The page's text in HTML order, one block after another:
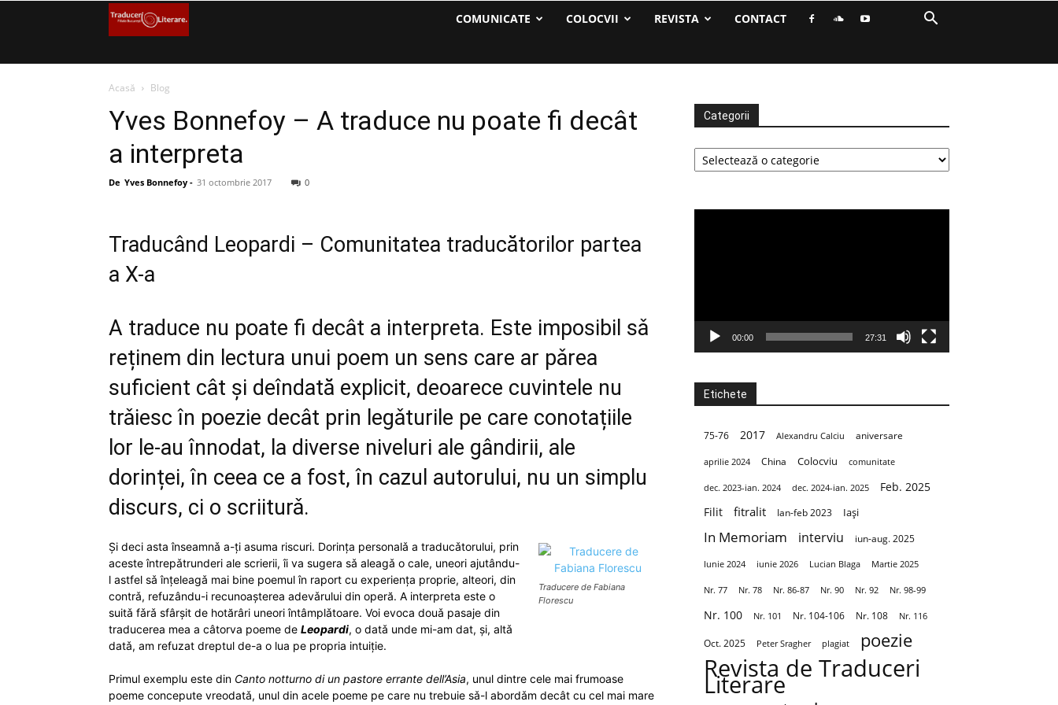
Traduceri
–
Scriitorilor
din
România
COMUNICATE COLOCVII REVISTA CONTACT
Acasă Blog
Yves Bonnefoy – A traduce nu poate fi decât
a interpreta
De Yves Bonnefoy - 31 octombrie 2017 0
Traducând Leopardi – Comunitatea traducătorilor partea
a X-a
A traduce nu poate fi decât a interpreta. Este imposibil sǎ
reținem din lectura unui poem un sens care ar pǎrea
suficient cât și deîndată explicit, deoarece cuvintele nu
trǎiesc în poezie decât prin legǎturile pe care conotațiile
lor le-au înnodat, la diverse niveluri ale gândirii, ale
dorinței, în ceea ce a fost, în cazul autorului, nu un simplu
discurs, ci o scriiturǎ.
Traducere de Fabiana
Florescu
Și deci asta înseamnǎ a-ți asuma riscuri. Dorința personalǎ a traducǎtorului, prin
aceste întrepǎtrunderi ale scrierii, îi va sugera sǎ aleagǎ o cale, uneori ajutându-
l astfel sǎ înțeleagǎ mai bine poemul în raport cu experiența proprie, alteori, din
contrǎ, refuzându-i recunoașterea adevǎrului din operă. A interpreta este o
suitǎ fǎrǎ sfârșit de hotărâri uneori întâmplǎtoare. Voi evoca douǎ pasaje din
traducerea mea a câtorva poeme de Leopardi, o datǎ unde mi-am dat, și, altǎ
datǎ, am refuzat dreptul de-a o lua pe propria intuiție.
Primul exemplu este din Canto notturno di un pastore errante dell’Asia, unul dintre cele mai frumoase
poeme concepute vreodatǎ, unul din acele poeme pe care nu trebuie sǎ-l abordǎm decât cu cel mai mare
Categorii
Categorii
00:00 27:31
Etichete
75-76 2017 Alexandru Calciu aniversare
aprilie 2024 China Colocviu comunitate
dec. 2023-ian. 2024 dec. 2024-ian. 2025
Feb. 2025
Filit
fitralit Ian-feb 2023 Iași
In Memoriam interviu iun-aug. 2025
Iunie 2024 iunie 2026 Lucian Blaga Martie 2025
Nr. 77 Nr. 78 Nr. 86-87 Nr. 90 Nr. 92 Nr. 98-99
Nr. 100 Nr. 101 Nr. 104-106 Nr. 108 Nr. 116
Oct. 2025 Peter Sragher plagiat poezie
Revista de Traduceri
Literare